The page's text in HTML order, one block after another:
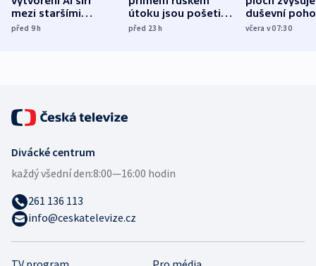
mezi staršími
Poláky nebezpečné
před 9h
útoku jsou pošetilé,
míní estonský
před 23h
duševní
ukázala
včera v 07:30
Divácké centrum
každý všední den:8:00—16:00 hodin
261 136 113
info@ceskatelevize.cz